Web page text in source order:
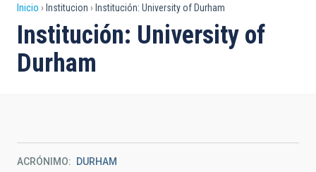
Sobrescribir
enlaces
de
navegación
Inicio Institucion Institución: University of Durham
Institución: University of
Durham
ACRÓNIMO DURHAM